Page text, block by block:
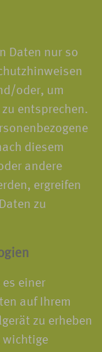
Daten nur so
oder, um
entsprechen.
diesem
andere
ergreifen
zu
einer
auf Ihrem
zu erheben
wichtige